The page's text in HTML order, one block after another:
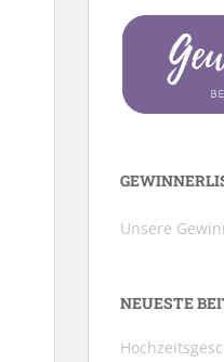
Unsere
NEUESTE